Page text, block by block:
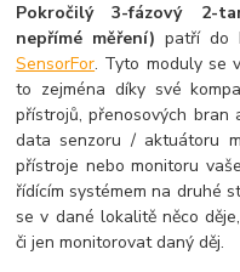
Pokročilý 3-fázový 2-
nepřímé měření) patří do
SensorFor. Tyto moduly se
to zejména díky své
přístrojů, přenosových bran
data senzoru / aktuátoru
přístroje nebo monitoru
řídícím systémem na druhé
se v dané lokalitě něco
či jen monitorovat daný děj.